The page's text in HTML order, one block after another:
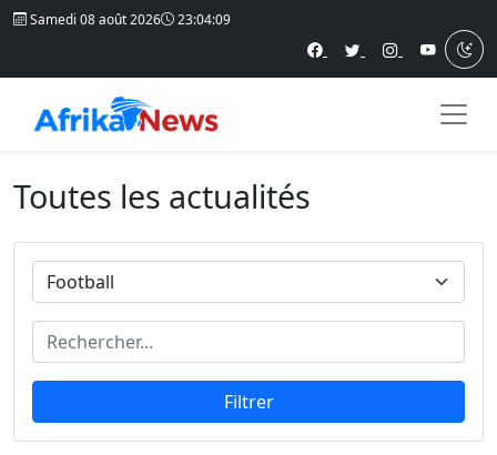
Samedi 08 août 2026 23:04:12
Toutes les actualités
Filtrer